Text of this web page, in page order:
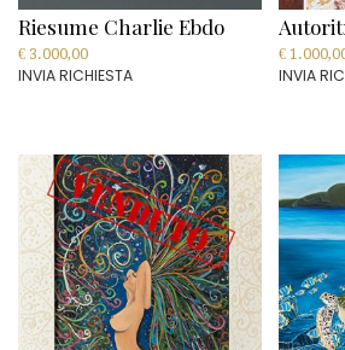
Riesume Charlie Ebdo
€ 3.000,00
INVIA RICHIESTA
€
INVIA